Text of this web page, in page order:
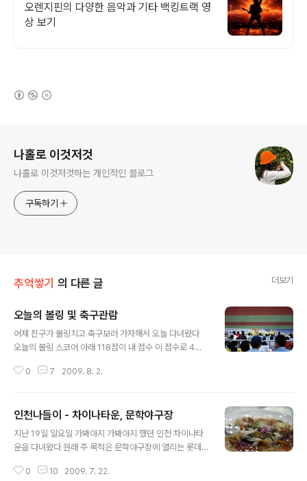
오렌지핀의 다양한 음악과 기타 백킹트랙 영
상 보기
나홀로 이것저것
나홀로 이것저것하는 개인적인 블로그
구독하기
추억쌓기 의 다른 글 더보기
오늘의 볼링 및 축구관람
어제 친구가 볼링치고 축구보러 가자해서 오늘 다녀왔다
오늘의 볼링 스코어 아래 118점이 내 점수 이 점수로 4명
전북 K리그를 보러갔다 야구에 묻혀서 축구하는지도 몰랐
권이고.. 팬이 별로 없다는;;;; 전북 서포터즈.. 전북에는 아
무래도 이동국이 있다보니.. 하지만 내가 앉은쪽은 아무래
도 홈구장이다보니 거의 성남팬들이었다 응원석에 앉지 않
다 ㅋ 전반에 전북에 패널티킥으로 1점을 줬다 하지만 승리
0 7 2009. 8. 2.
인천나들이 - 차이나타운, 문학야구장
지난 19일 일요일 가봐야지 가봐야지 했던 인천 차이나타
운을 다녀왔다 원래 주 목적은 문학야구장에 열리는 롯데 v
가는김에 평소 가보고 싶었던 차이나타운도 들르기로 했다
0 10 2009. 7. 22.